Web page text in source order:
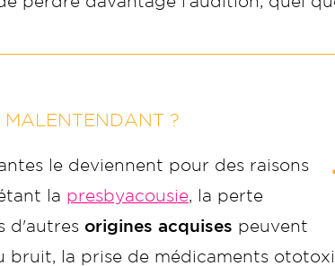
MALENTENDANT ?
le deviennent pour des raisons
la presbyacousie, la perte
d'autres origines acquises peuvent
bruit, la prise de médicaments